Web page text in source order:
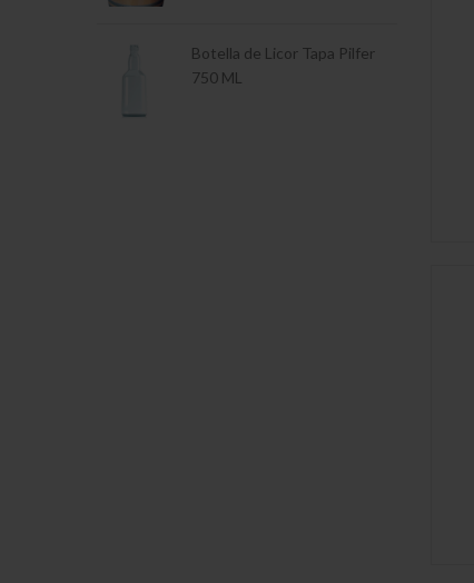
Botella de Licor Tapa Pilfer
750 ML